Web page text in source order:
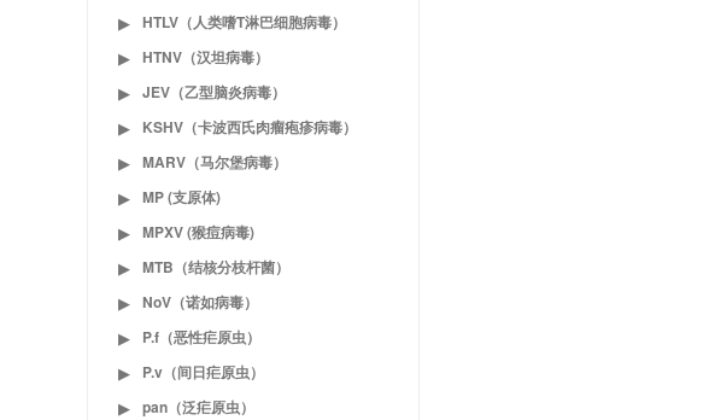
▶
HTLV（人类嗜T淋巴细胞病毒）
▶
HTNV（汉坦病毒）
▶
JEV（乙型脑炎病毒）
▶
KSHV（卡波西氏肉瘤疱疹病毒）
▶
MARV（马尔堡病毒）
▶
MP (支原体)
▶
MPXV (猴痘病毒)
▶
MTB（结核分枝杆菌）
▶
NoV（诺如病毒）
▶
P.f（恶性疟原虫）
▶
P.v（间日疟原虫）
▶
pan（泛疟原虫）